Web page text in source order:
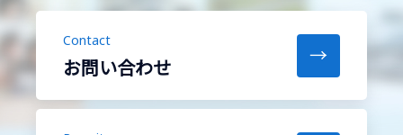
Contact
お問い合わせ
→